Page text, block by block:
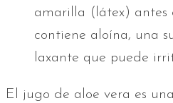
amarilla (látex) antes
contiene aloína, una
laxante que puede
El jugo de aloe vera es